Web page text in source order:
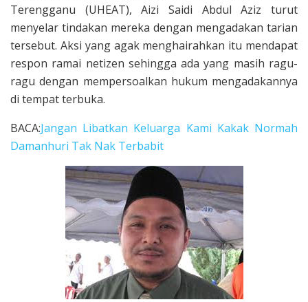
Terengganu (UHEAT), Aizi Saidi Abdul Aziz turut
menyelar tindakan mereka dengan mengadakan tarian
tersebut. Aksi yang agak menghairahkan itu mendapat
respon ramai netizen sehingga ada yang masih ragu-
ragu dengan mempersoalkan hukum mengadakannya
di tempat terbuka.
BACA:Jangan Libatkan Keluarga Kami Kakak Normah
Damanhuri Tak Nak Terbabit